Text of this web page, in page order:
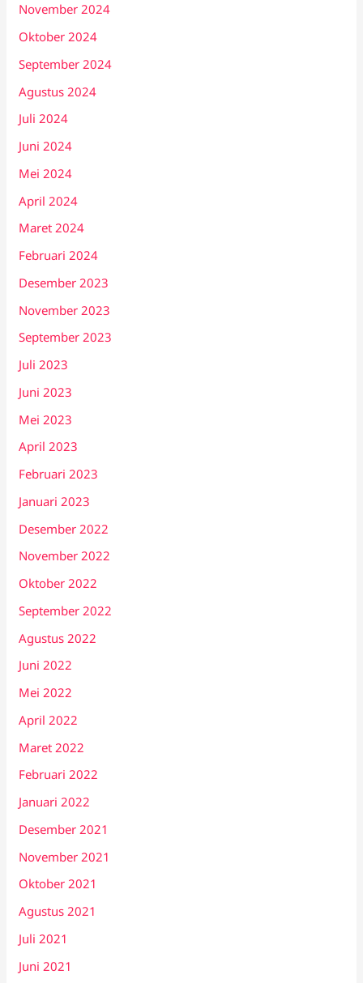
November 2024
Oktober 2024
September 2024
Agustus 2024
Juli 2024
Juni 2024
Mei 2024
April 2024
Maret 2024
Februari 2024
Desember 2023
November 2023
September 2023
Juli 2023
Juni 2023
Mei 2023
April 2023
Februari 2023
Januari 2023
Desember 2022
November 2022
Oktober 2022
September 2022
Agustus 2022
Juni 2022
Mei 2022
April 2022
Maret 2022
Februari 2022
Januari 2022
Desember 2021
November 2021
Oktober 2021
Agustus 2021
Juli 2021
Juni 2021